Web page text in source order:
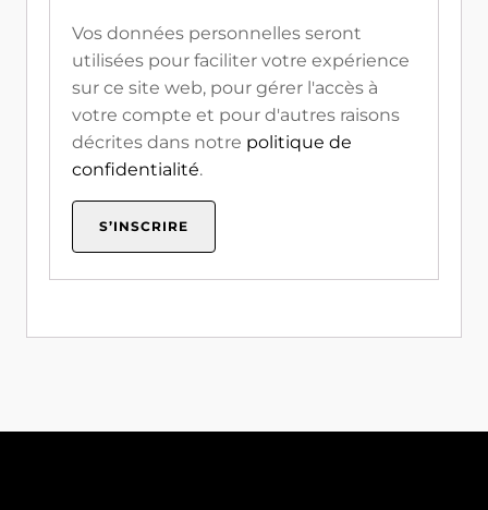
Vos données personnelles seront
utilisées pour faciliter votre expérience
sur ce site web, pour gérer l'accès à
votre compte et pour d'autres raisons
décrites dans notre politique de
confidentialité.
S’INSCRIRE